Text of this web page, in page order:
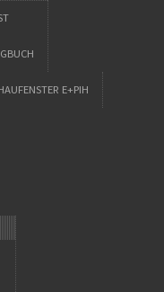
E+PIH